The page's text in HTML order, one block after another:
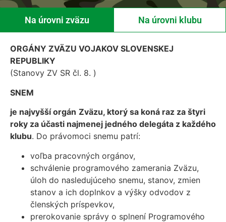
Na úrovni zväzu Na úrovni klubu
ORGÁNY ZVÄZU VOJAKOV SLOVENSKEJ
REPUBLIKY
(Stanovy ZV SR čl. 8. )
SNEM
je najvyšší orgán Zväzu, ktorý sa koná raz za štyri
roky za účasti najmenej jedného delegáta z každého
klubu. Do právomoci snemu patrí:
voľba pracovných orgánov,
schválenie programového zamerania Zväzu,
úloh do nasledujúceho snemu, stanov, zmien
stanov a ich doplnkov a výšky odvodov z
členských príspevkov,
prerokovanie správy o splnení Programového